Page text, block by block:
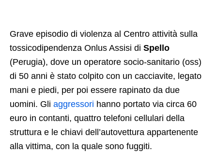
Grave episodio di violenza al Centro attività sulla
tossicodipendenza Onlus Assisi di Spello
(Perugia), dove un operatore socio-sanitario (oss)
di 50 anni è stato colpito con un cacciavite, legato
mani e piedi, per poi essere rapinato da due
uomini. Gli aggressori hanno portato via circa 60
euro in contanti, quattro telefoni cellulari della
struttura e le chiavi dell’autovettura appartenente
alla vittima, con la quale sono fuggiti.